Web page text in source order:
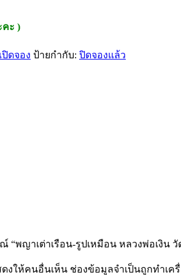
คะ )
ปิดจอง ป้ายกำกับ: ปิดจองแล้ว
“พญาเต่าเรือน-รูปเหมือน หลวงพ่อเงิน วั
งให้คนอื่นเห็น ช่องข้อมูลจำเป็นถูกทำเค